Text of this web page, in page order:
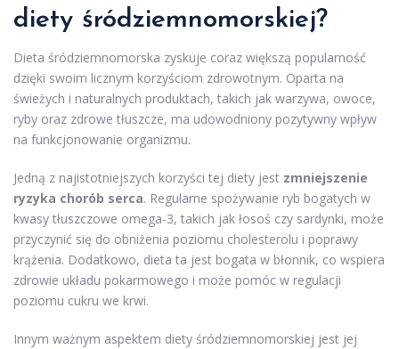
diety śródziemnomorskiej?
Dieta śródziemnomorska zyskuje coraz większą popularność
dzięki swoim licznym korzyściom zdrowotnym. Oparta na
świeżych i naturalnych produktach, takich jak warzywa, owoce,
ryby oraz zdrowe tłuszcze, ma udowodniony pozytywny wpływ
na funkcjonowanie organizmu.
Jedną z najistotniejszych korzyści tej diety jest zmniejszenie
ryzyka chorób serca. Regularne spożywanie ryb bogatych w
kwasy tłuszczowe omega-3, takich jak łosoś czy sardynki, może
przyczynić się do obniżenia poziomu cholesterolu i poprawy
krążenia. Dodatkowo, dieta ta jest bogata w błonnik, co wspiera
zdrowie układu pokarmowego i może pomóc w regulacji
poziomu cukru we krwi.
Innym ważnym aspektem diety śródziemnomorskiej jest jej